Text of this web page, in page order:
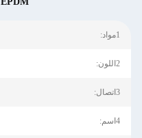
1مواد:
2اللون:
3اتصال:
4اسم: